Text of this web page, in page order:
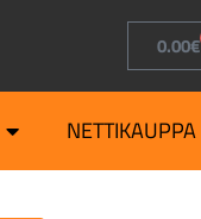
0.00€
NETTIKAUPPA